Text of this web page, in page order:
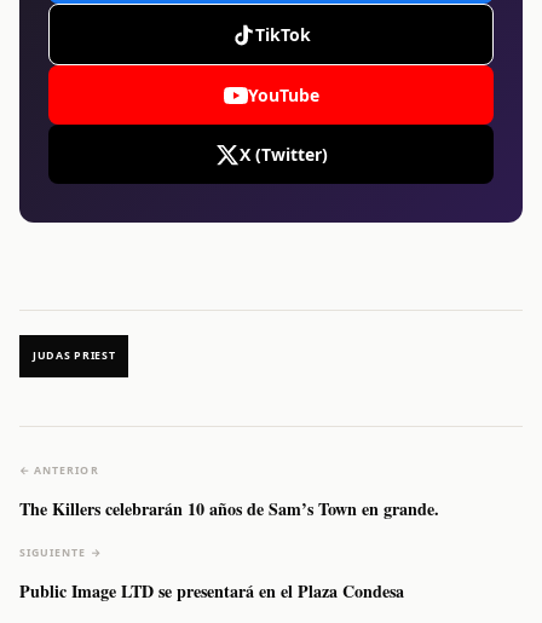
TikTok
YouTube
X (Twitter)
JUDAS PRIEST
← ANTERIOR
The Killers celebrarán 10 años de Sam’s Town en grande.
SIGUIENTE →
Public Image LTD se presentará en el Plaza Condesa